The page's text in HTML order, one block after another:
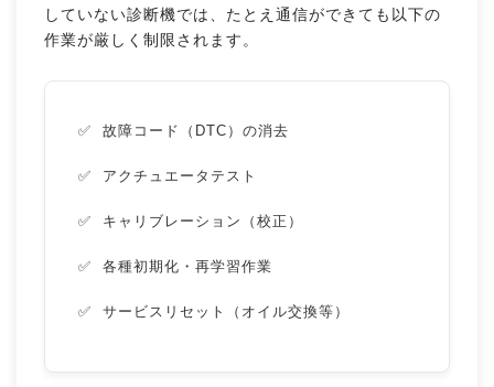
していない診断機では、たとえ通信ができても以下の
作業が厳しく制限されます。
故障コード（DTC）の消去
アクチュエータテスト
キャリブレーション（校正）
各種初期化・再学習作業
サービスリセット（オイル交換等）